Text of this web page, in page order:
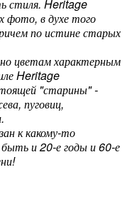
стиля. Heritage
в духе того
по истине старых
цветам характерным
Heritage
"старины" -
пуговиц,
к какому-то
быть и 20-е годы и 60-е